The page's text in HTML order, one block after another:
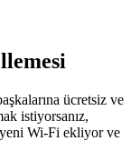
ücretsiz ve
istiyorsanız,
Wi-Fi ekliyor ve